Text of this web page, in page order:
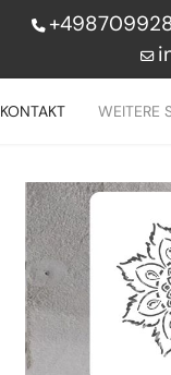
KONTAKT WEITERE